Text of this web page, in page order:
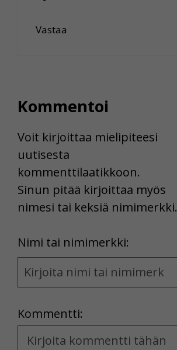
Vastaa
Kommentoi
Voit kirjoittaa mielipiteesi
uutisesta
kommenttilaatikkoon.
Sinun pitää kirjoittaa myös
nimesi tai keksiä nimimerkki.
Nimi tai nimimerkki:
Name
and
Kommentti:
Kommentti